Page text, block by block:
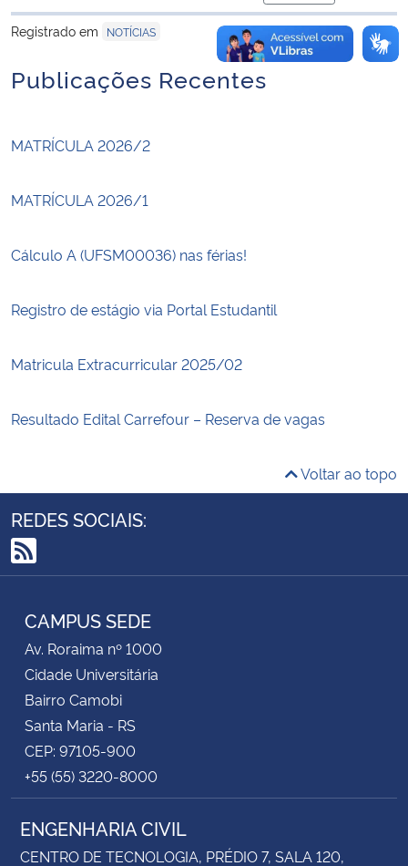
para área de
Registrado em
NOTÍCIAS
Publicações Recentes
MATRÍCULA 2026/2
MATRÍCULA 2026/1
Cálculo A (UFSM00036) nas férias!
Registro de estágio via Portal Estudantil
Matricula Extracurricular 2025/02
Resultado Edital Carrefour – Reserva de vagas
Voltar ao topo
REDES SOCIAIS:
RSS
CAMPUS SEDE
Av. Roraima nº 1000
Cidade Universitária
Bairro Camobi
Santa Maria - RS
CEP: 97105-900
+55 (55) 3220-8000
ENGENHARIA CIVIL
CENTRO DE TECNOLOGIA, PRÉDIO 7, SALA 120,